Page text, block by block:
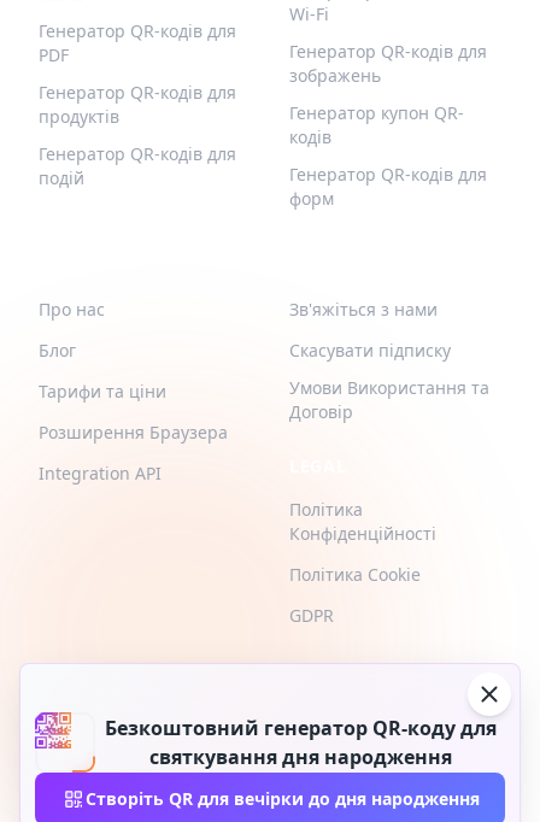
Безкоштовний генератор QR-коду для
святкування дня народження
Створіть QR для вечірки до дня народження
Генератор QR-кодів для
PDF
Генератор QR-кодів для
продуктів
Генератор QR-кодів для
подій
Wi-Fi
Генератор QR-кодів для
зображень
Генератор купон QR-
кодів
Генератор QR-кодів для
форм
Про нас
Блог
Тарифи та ціни
Розширення Браузера
Integration API
Зв'яжіться з нами
Скасувати підписку
Умови Використання та
Договір
Політика
Конфіденційності
Політика Cookie
GDPR
2026 © QR-Build. QR-Build. Усі права захищені